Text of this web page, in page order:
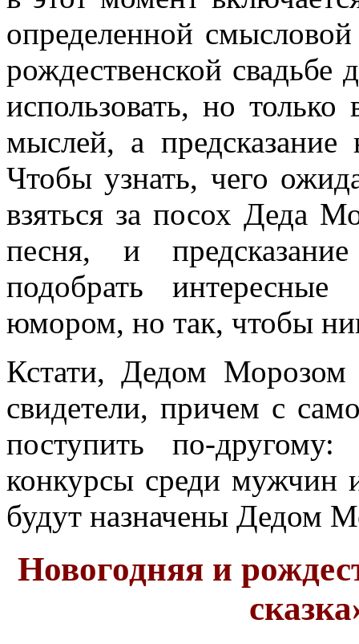
определенной
рождественской свадьбе
использовать, но
мыслей, а
Чтобы узнать, чего
взяться за посох Деда
песня, и
подобрать
юмором, но так, чтобы
Кстати, Дедом
свидетели, причем с
поступить по-
конкурсы среди мужчин
будут назначены Дедом
Новогодняя и